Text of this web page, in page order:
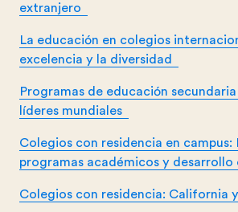
extranjero
La educación en colegios
excelencia y la diversidad
Programas de educación
líderes mundiales
Colegios con residencia en campus:
programas académicos y
Colegios con residencia: California